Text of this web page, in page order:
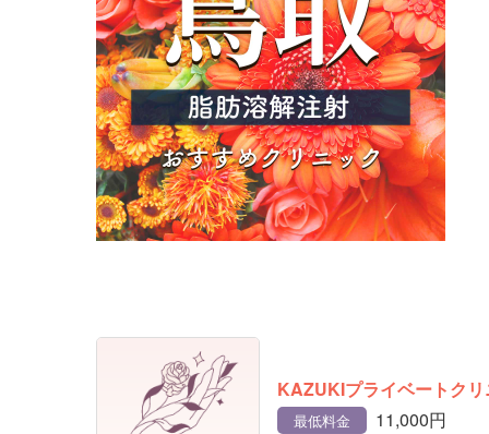
KAZUKIプライベートク
最低料金 11,000円